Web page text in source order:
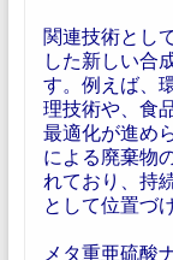
関連技術とし
した新しい合
す。例えば、
理技術や、食
最適化が進め
による廃棄物
れており、持
として位置づ
メタ重亜硫酸